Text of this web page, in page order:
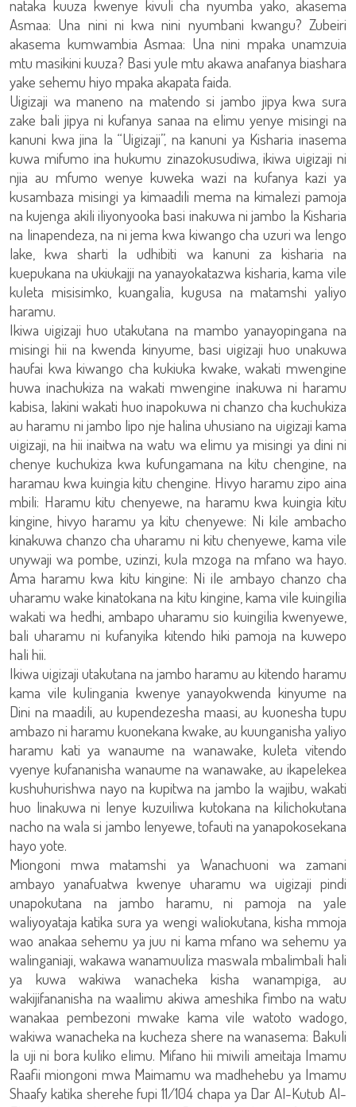
nataka kuuza kwenye kivuli cha nyumba yako, akasema
Asmaa: Una nini ni kwa nini nyumbani kwangu? Zubeiri
akasema kumwambia Asmaa: Una nini mpaka unamzuia
mtu masikini kuuza? Basi yule mtu akawa anafanya biashara
yake sehemu hiyo mpaka akapata faida.
Uigizaji wa maneno na matendo si jambo jipya kwa sura
zake bali jipya ni kufanya sanaa na elimu yenye misingi na
kanuni kwa jina la “Uigizaji”, na kanuni ya Kisharia inasema
kuwa mifumo ina hukumu zinazokusudiwa, ikiwa uigizaji ni
njia au mfumo wenye kuweka wazi na kufanya kazi ya
kusambaza misingi ya kimaadili mema na kimalezi pamoja
na kujenga akili iliyonyooka basi inakuwa ni jambo la Kisharia
na linapendeza, na ni jema kwa kiwango cha uzuri wa lengo
lake, kwa sharti la udhibiti wa kanuni za kisharia na
kuepukana na ukiukajji na yanayokatazwa kisharia, kama vile
kuleta misisimko, kuangalia, kugusa na matamshi yaliyo
haramu.
Ikiwa uigizaji huo utakutana na mambo yanayopingana na
misingi hii na kwenda kinyume, basi uigizaji huo unakuwa
haufai kwa kiwango cha kukiuka kwake, wakati mwengine
huwa inachukiza na wakati mwengine inakuwa ni haramu
kabisa, lakini wakati huo inapokuwa ni chanzo cha kuchukiza
au haramu ni jambo lipo nje halina uhusiano na uigizaji kama
uigizaji, na hii inaitwa na watu wa elimu ya misingi ya dini ni
chenye kuchukiza kwa kufungamana na kitu chengine, na
haramau kwa kuingia kitu chengine. Hivyo haramu zipo aina
mbili: Haramu kitu chenyewe, na haramu kwa kuingia kitu
kingine, hivyo haramu ya kitu chenyewe: Ni kile ambacho
kinakuwa chanzo cha uharamu ni kitu chenyewe, kama vile
unywaji wa pombe, uzinzi, kula mzoga na mfano wa hayo.
Ama haramu kwa kitu kingine: Ni ile ambayo chanzo cha
uharamu wake kinatokana na kitu kingine, kama vile kuingilia
wakati wa hedhi, ambapo uharamu sio kuingilia kwenyewe,
bali uharamu ni kufanyika kitendo hiki pamoja na kuwepo
hali hii.
Ikiwa uigizaji utakutana na jambo haramu au kitendo haramu
kama vile kulingania kwenye yanayokwenda kinyume na
Dini na maadili, au kupendezesha maasi, au kuonesha tupu
ambazo ni haramu kuonekana kwake, au kuunganisha yaliyo
haramu kati ya wanaume na wanawake, kuleta vitendo
vyenye kufananisha wanaume na wanawake, au ikapelekea
kushuhurishwa nayo na kupitwa na jambo la wajibu, wakati
huo linakuwa ni lenye kuzuiliwa kutokana na kilichokutana
nacho na wala si jambo lenyewe, tofauti na yanapokosekana
hayo yote.
Miongoni mwa matamshi ya Wanachuoni wa zamani
ambayo yanafuatwa kwenye uharamu wa uigizaji pindi
unapokutana na jambo haramu, ni pamoja na yale
waliyoyataja katika sura ya wengi waliokutana, kisha mmoja
wao anakaa sehemu ya juu ni kama mfano wa sehemu ya
walinganiaji, wakawa wanamuuliza maswala mbalimbali hali
ya kuwa wakiwa wanacheka kisha wanampiga, au
wakijifananisha na waalimu akiwa ameshika fimbo na watu
wanakaa pembezoni mwake kama vile watoto wadogo,
wakiwa wanacheka na kucheza shere na wanasema: Bakuli
la uji ni bora kuliko elimu. Mifano hii miwili ameitaja Imamu
Raafii miongoni mwa Maimamu wa madhehebu ya Imamu
Shaafy katika sherehe fupi 11/104 chapa ya Dar Al-Kutub Al-